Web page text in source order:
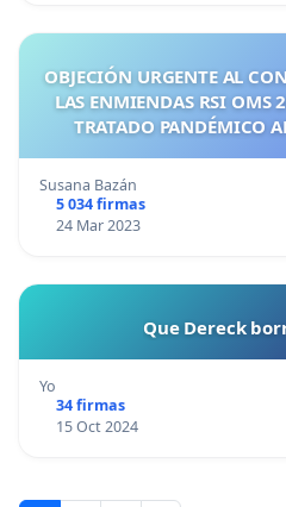
OBJECIÓN URGENTE AL
LAS ENMIENDAS RSI OMS
TRATADO PANDÉMICO
Susana Bazán
5 034 firmas
24 Mar 2023
Que Dereck
Yo
34 firmas
15 Oct 2024